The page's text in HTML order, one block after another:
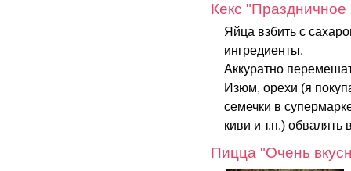
Кекс
Яйца взбить с
ингредиенты.
Аккуратно
Изюм, орехи (я
семечки в
киви и т.п.) обвалять
Пицца "Очень